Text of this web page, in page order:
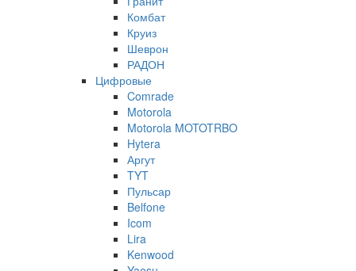
Комбат
Круиз
Шеврон
РАДОН
Цифровые
Comrade
Motorola
Motorola MOTOTRBO
Hytera
Аргут
TYT
Пульсар
Belfone
Icom
Lira
Kenwood